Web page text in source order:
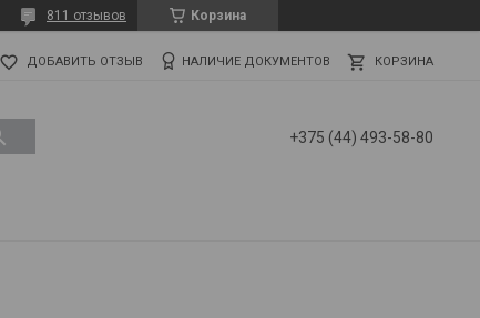
Корзина
811 отзывов
ДОБАВИТЬ ОТЗЫВ НАЛИЧИЕ ДОКУМЕНТОВ КОРЗИНА
+375 (44) 493-58-80